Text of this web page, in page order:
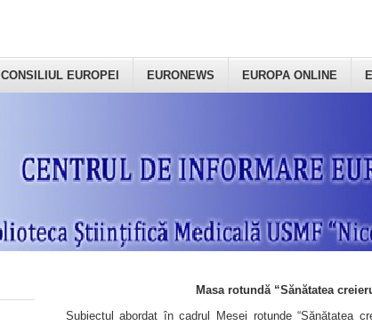
CONSILIUL EUROPEI EURONEWS EUROPA ONLINE
Masa rotundă “Sănătatea
Subiectul abordat în cadrul Mesei rotunde “Sănătatea